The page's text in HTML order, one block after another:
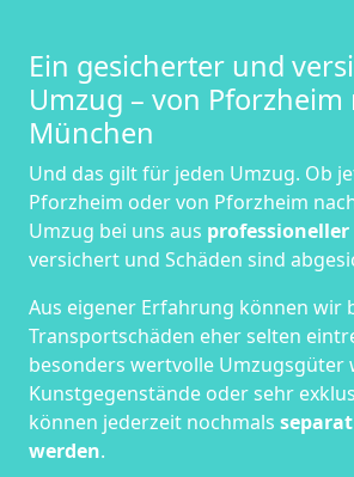
Ein gesicherter und
Umzug – von Pforzheim
München
Und das gilt für jeden Umzug. Ob
Pforzheim oder von Pforzheim
Umzug bei uns aus professioneller
versichert und Schäden sind
Aus eigener Erfahrung können wir
Transportschäden eher selten
besonders wertvolle Umzugsgüter
Kunstgegenstände oder sehr
können jederzeit nochmals
werden.